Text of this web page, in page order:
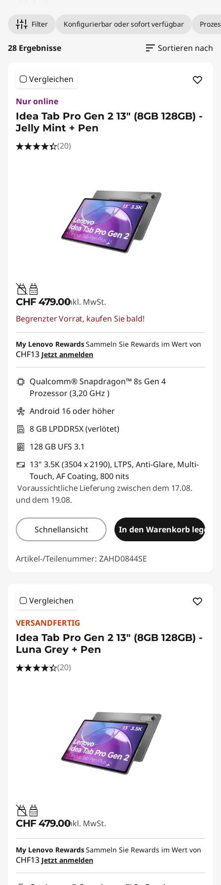
Filter Konfigurierbar oder sofort verfügbar
28 Ergebnisse Sortieren nach
Vergleichen
Nur online
Idea Tab Pro Gen 2 13" (8GB 128GB) -
Jelly Mint + Pen
(20)
20W-60W
USB PD
CHF 479.00Inkl. MwSt.
Begrenzter Vorrat, kaufen Sie bald!
My Lenovo RewardsSammeln Sie Rewards im Wert von
CHF13 Jetzt anmelden
Qualcomm® Snapdragon™ 8s Gen 4
Prozessor (3,20 GHz )
Android 16 oder höher
8 GB LPDDR5X (verlötet)
128 GB UFS 3.1
13" 3.5K (3504 x 2190), LTPS, Anti-Glare, Multi-
Touch, AF Coating, 800 nits
Voraussichtliche Lieferung zwischen dem 17.08.
und dem 19.08.
Schnellansicht In den Warenkorb legen
Artikel-/Teilenummer: ZAHD0844SE
Vergleichen
VERSANDFERTIG
Idea Tab Pro Gen 2 13" (8GB 128GB) -
Luna Grey + Pen
(20)
20W-60W
USB PD
CHF 479.00Inkl. MwSt.
My Lenovo RewardsSammeln Sie Rewards im Wert von
CHF13 Jetzt anmelden